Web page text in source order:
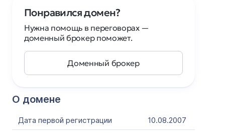
О домене
Дата первой регистрации
10.08.2007
Понравился домен?
Нужна помощь в переговорах —
доменный брокер поможет.
Доменный брокер